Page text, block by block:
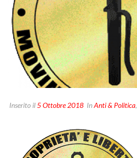
Inserito il5 Ottobre 2018 InAnti & Politica,